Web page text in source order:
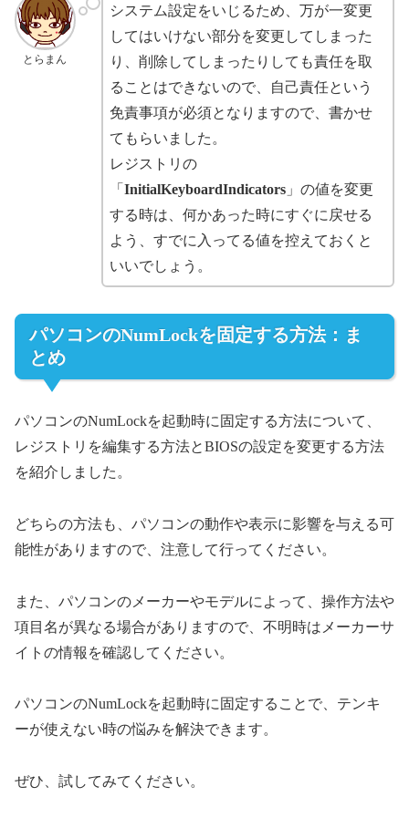
とらまん
システム設定をいじるため、万が一変更
してはいけない部分を変更してしまった
り、削除してしまったりしても責任を取
ることはできないので、自己責任という
免責事項が必須となりますので、書かせ
てもらいました。
レジストリの
「 InitialKeyboardIndicators」の値を変更
する時は、何かあった時にすぐに戻せる
よう、すでに入ってる値を控えておくと
いいでしょう。
パソコンのNumLockを固定する方法：ま
とめ
パソコンのNumLockを起動時に固定する方法について、
レジストリを編集する方法とBIOSの設定を変更する方法
を紹介しました。
どちらの方法も、パソコンの動作や表示に影響を与える可
能性がありますので、注意して行ってください。
また、パソコンのメーカーやモデルによって、操作方法や
項目名が異なる場合がありますので、不明時はメーカーサ
イトの情報を確認してください。
パソコンのNumLockを起動時に固定することで、テンキ
ーが使えない時の悩みを解決できます。
ぜひ、試してみてください。